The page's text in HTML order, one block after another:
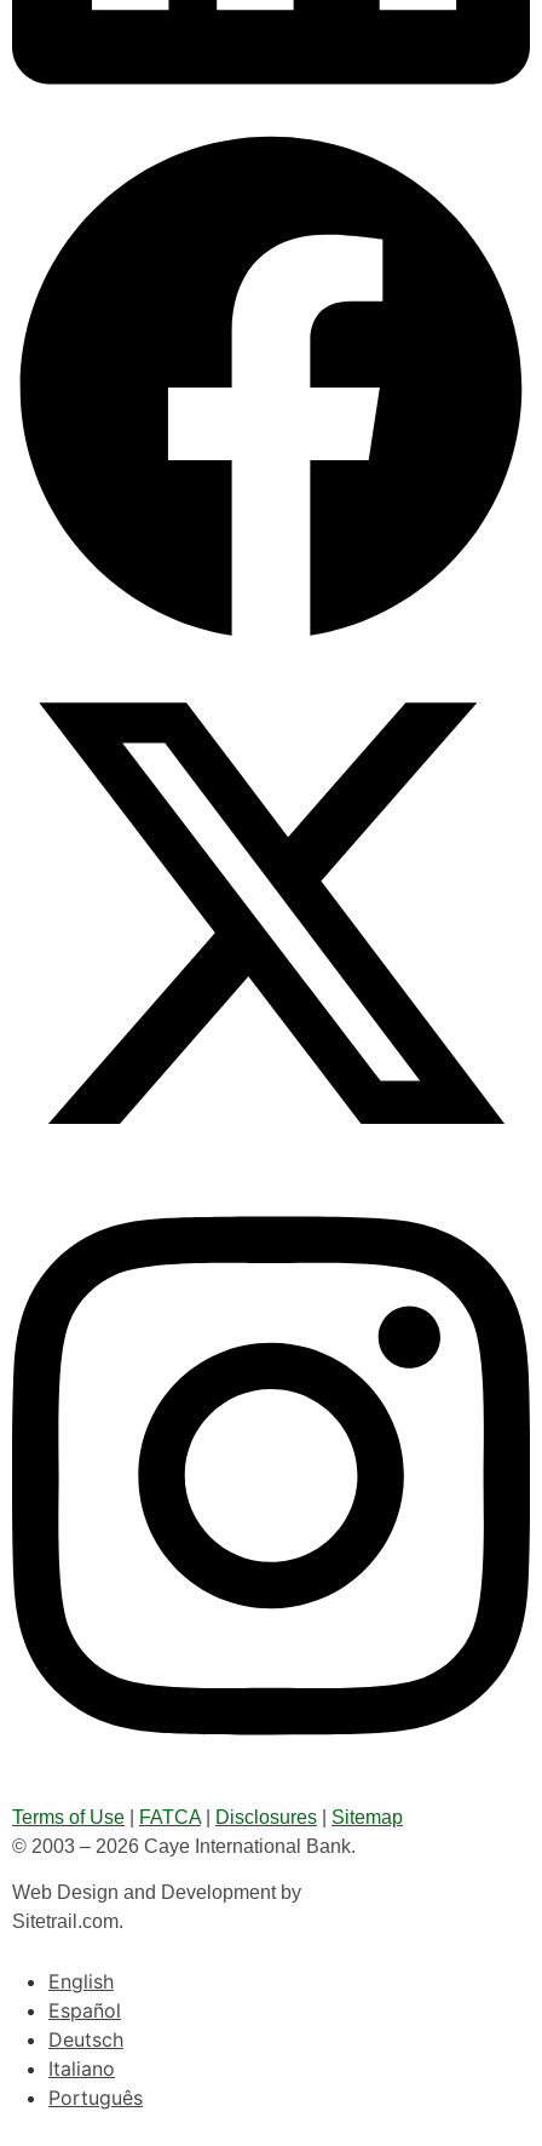
Terms of Use FATCA| Disclosures
Sitemap
© 2003 – 2026 Caye International Bank.
Web Design and Development by
Sitetrail.com.
English
Español
Deutsch
Italiano
Português